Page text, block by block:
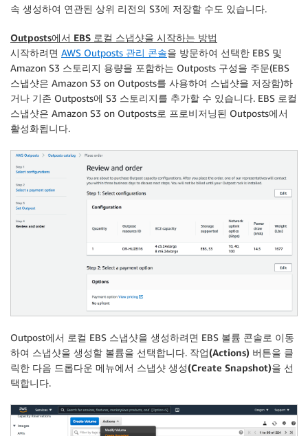
속 생성하여 연관된 상위 리전의 S3에 저장할 수도 있습니다.
Outposts에서 EBS 로컬 스냅샷을 시작하는 방법
시작하려면 AWS Outposts 관리 콘솔을 방문하여 선택한 EBS 및
Amazon S3 스토리지 용량을 포함하는 Outposts 구성을 주문(EBS
스냅샷은 Amazon S3 on Outposts를 사용하여 스냅샷을 저장함)하
거나 기존 Outposts에 S3 스토리지를 추가할 수 있습니다. EBS 로컬
스냅샷은 Amazon S3 on Outposts로 프로비저닝된 Outposts에서
활성화됩니다.
Outpost에서 로컬 EBS 스냅샷을 생성하려면 EBS 볼륨 콘솔로 이동
하여 스냅샷을 생성할 볼륨을 선택합니다. 작업(Actions) 버튼을 클
릭한 다음 드롭다운 메뉴에서 스냅샷 생성(Create Snapshot)을 선
택합니다.